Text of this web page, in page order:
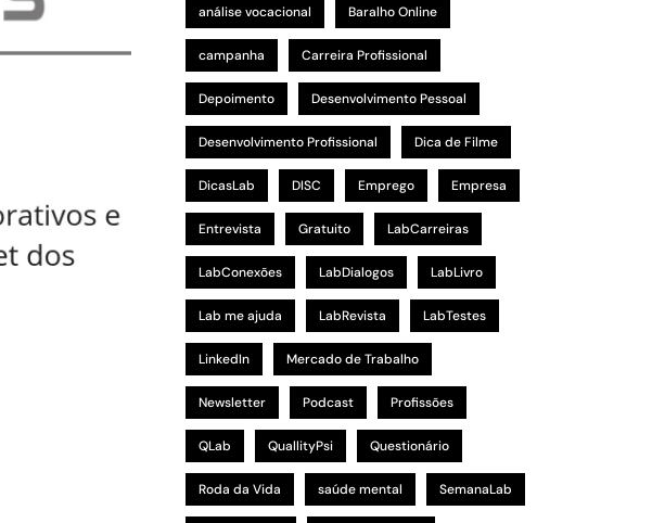
análise vocacional Baralho Online
campanha Carreira Profissional
Depoimento Desenvolvimento Pessoal
Desenvolvimento Profissional Dica de Filme
DicasLab DISC Emprego Empresa
Entrevista Gratuito LabCarreiras
LabConexões LabDialogos LabLivro
Lab me ajuda LabRevista LabTestes
LinkedIn Mercado de Trabalho
Newsletter Podcast Profissões
QLab QuallityPsi Questionário
Roda da Vida saúde mental SemanaLab